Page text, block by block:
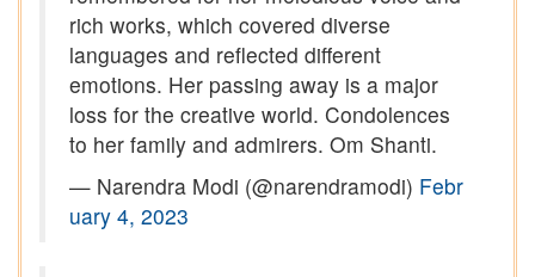
rich works, which covered diverse
languages and reflected different
emotions. Her passing away is a major
loss for the creative world. Condolences
to her family and admirers. Om Shanti.
— Narendra Modi (@narendramodi) Febr
uary 4, 2023